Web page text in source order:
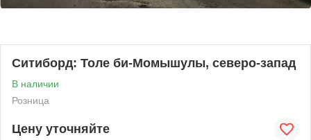
Ситиборд: Толе би-Момышулы, северо-запад
В наличии
Розница
Цену уточняйте